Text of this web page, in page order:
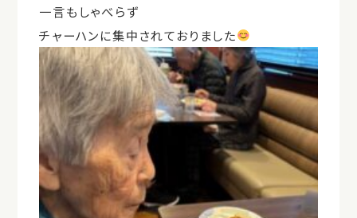
一言もしゃべらず
チャーハンに集中されておりました